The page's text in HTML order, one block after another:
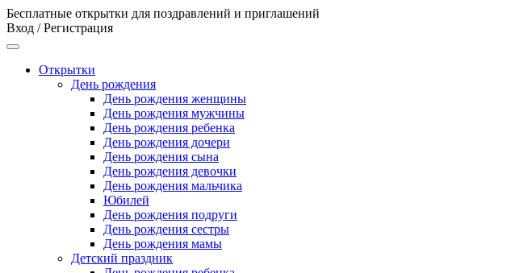
Бесплатные открытки для поздравлений и приглашений
Вход / Регистрация
Открытки
День рождения
День рождения женщины
День рождения мужчины
День рождения ребенка
День рождения дочери
День рождения сына
День рождения девочки
День рождения мальчика
Юбилей
День рождения подруги
День рождения сестры
День рождения мамы
Детский праздник